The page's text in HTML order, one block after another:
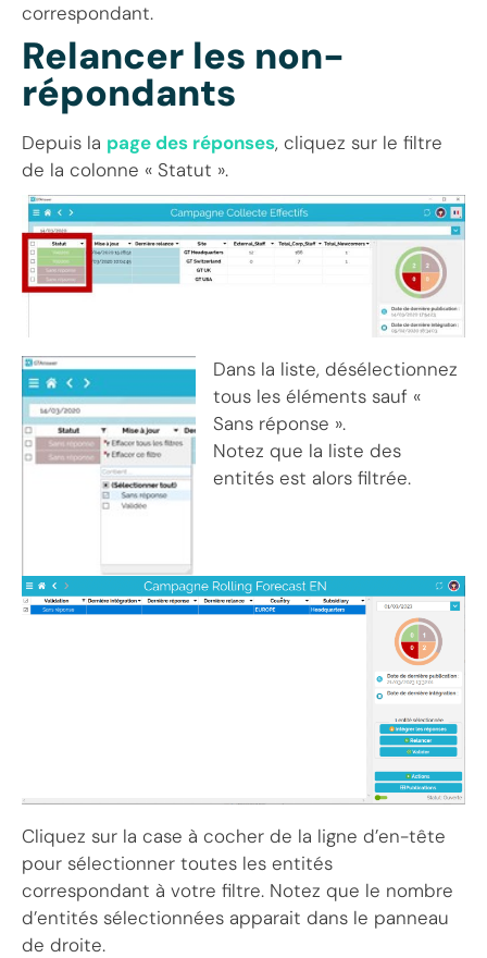
correspondant.
Relancer les non-
répondants
Depuis la page des réponses, cliquez sur le filtre
de la colonne « Statut ».
Dans la liste, désélectionnez
tous les éléments sauf «
Sans réponse ».
Notez que la liste des
entités est alors filtrée.
Cliquez sur la case à cocher de la ligne d’en-tête
pour sélectionner toutes les entités
correspondant à votre filtre. Notez que le nombre
d’entités sélectionnées apparait dans le panneau
de droite.